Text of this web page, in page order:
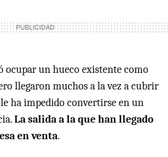
un hueco existente como
llegaron muchos a la vez a cubrir
ha impedido convertirse en un
La salida a la que han llegado
en venta.